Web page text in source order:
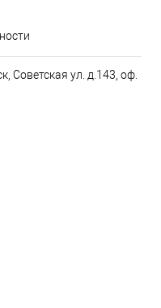
Советская ул. д.143, оф.